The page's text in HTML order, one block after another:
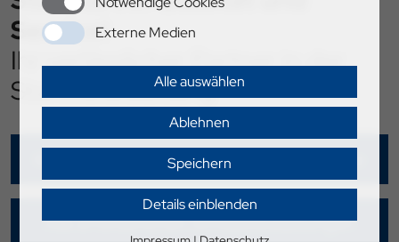
Externe Medien
Alle auswählen
Ablehnen
Speichern
Details einblenden
Service!
Ihr verlässlicher Partner in der
Stahlverarbeitung
Kurzfristige und zuverlässige Liefertermine
Alle erforderlichen Schweißzulassungen